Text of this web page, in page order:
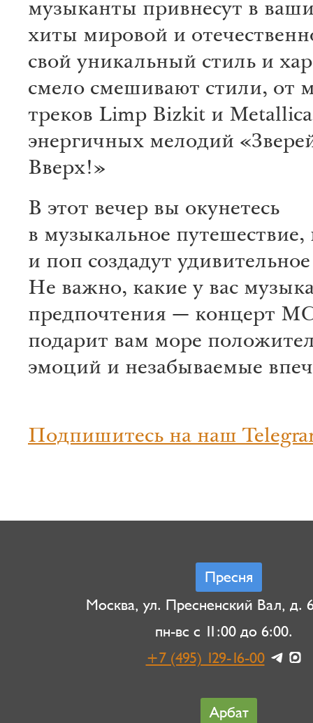
музыканты привнесут в
хиты мировой и
свой уникальный стиль и
смело смешивают стили, от
треков Limp Bizkit и
энергичных мелодий
Вверх!»
В этот вечер вы окунетесь
в музыкальное путешествие,
и поп создадут
Не важно, какие у вас
предпочтения — концерт
подарит вам море
эмоций и незабываемые
Подпишитесь на наш
Пресня
Москва, ул. Пресненский Вал, д.
пн-вс с 11:00 до 6:00.
+7 (495) 129-16-00
Арбат